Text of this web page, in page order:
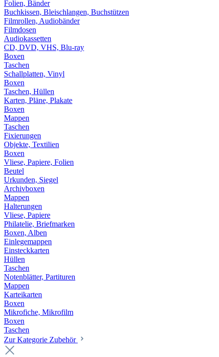
Folien, Bänder
Buchkissen, Bleischlangen, Buchstützen
Filmrollen, Audiobänder
Filmdosen
Audiokassetten
CD, DVD, VHS, Blu-ray
Boxen
Taschen
Schallplatten, Vinyl
Boxen
Taschen, Hüllen
Karten, Pläne, Plakate
Boxen
Mappen
Taschen
Fixierungen
Objekte, Textilien
Boxen
Vliese, Papiere, Folien
Beutel
Urkunden, Siegel
Archivboxen
Mappen
Halterungen
Vliese, Papiere
Philatelie, Briefmarken
Boxen, Alben
Einlegemappen
Einsteckkarten
Hüllen
Taschen
Notenblätter, Partituren
Mappen
Karteikarten
Boxen
Mikrofiche, Mikrofilm
Boxen
Taschen
Zur Kategorie Zubehör